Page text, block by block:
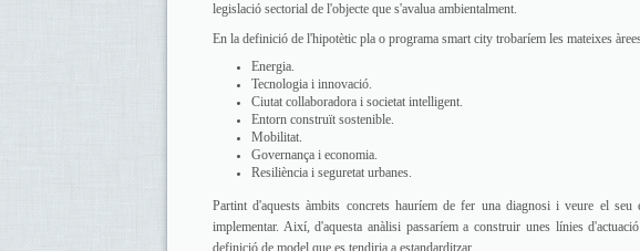
legislació sectorial de l'objecte que s'avalua ambientalment.
En la definició de l'hipotètic pla o programa smart city trobaríem les mateixes
Energia.
Tecnologia i innovació.
Ciutat collaboradora i societat intelligent.
Entorn construït sostenible.
Mobilitat.
Governança i economia.
Resiliència i seguretat urbanes.
Partint d'aquests àmbits concrets hauríem de fer una diagnosi i veure el
implementar. Així, d'aquesta anàlisi passaríem a construir unes línies
definició de model que es tendiria a estandarditzar.